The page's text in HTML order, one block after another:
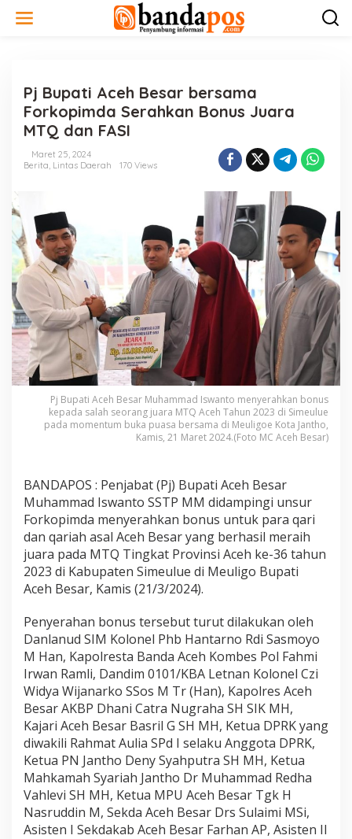
Pj Bupati Aceh Besar bersama
Forkopimda Serahkan Bonus Juara
MTQ dan FASI
Maret 25, 2024
Berita, Lintas Daerah 170 Views
Pj Bupati Aceh Besar Muhammad Iswanto menyerahkan bonus
kepada salah seorang juara MTQ Aceh Tahun 2023 di Simeulue
pada momentum buka puasa bersama di Meuligoe Kota Jantho,
Kamis, 21 Maret 2024.(Foto MC Aceh Besar)
BANDAPOS : Penjabat (Pj) Bupati Aceh Besar
Muhammad Iswanto SSTP MM didampingi unsur
Forkopimda menyerahkan bonus untuk para qari
dan qariah asal Aceh Besar yang berhasil meraih
juara pada MTQ Tingkat Provinsi Aceh ke-36 tahun
2023 di Kabupaten Simeulue di Meuligo Bupati
Aceh Besar, Kamis (21/3/2024).
Penyerahan bonus tersebut turut dilakukan oleh
Danlanud SIM Kolonel Phb Hantarno Rdi Sasmoyo
M Han, Kapolresta Banda Aceh Kombes Pol Fahmi
Irwan Ramli, Dandim 0101/KBA Letnan Kolonel Czi
Widya Wijanarko SSos M Tr (Han), Kapolres Aceh
Besar AKBP Dhani Catra Nugraha SH SIK MH,
Kajari Aceh Besar Basril G SH MH, Ketua DPRK yang
diwakili Rahmat Aulia SPd I selaku Anggota DPRK,
Ketua PN Jantho Deny Syahputra SH MH, Ketua
Mahkamah Syariah Jantho Dr Muhammad Redha
Vahlevi SH MH, Ketua MPU Aceh Besar Tgk H
Nasruddin M, Sekda Aceh Besar Drs Sulaimi MSi,
Asisten I Sekdakab Aceh Besar Farhan AP, Asisten II